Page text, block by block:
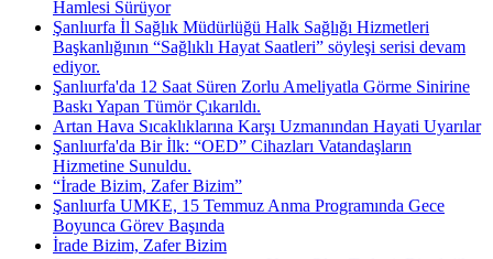
Hamlesi Sürüyor
Şanlıurfa İl Sağlık Müdürlüğü Halk Sağlığı Hizmetleri
Başkanlığının “Sağlıklı Hayat Saatleri” söyleşi serisi devam
ediyor.
Şanlıurfa'da 12 Saat Süren Zorlu Ameliyatla Görme Sinirine
Baskı Yapan Tümör Çıkarıldı.
Artan Hava Sıcaklıklarına Karşı Uzmanından Hayati Uyarılar
Şanlıurfa'da Bir İlk: “OED” Cihazları Vatandaşların
Hizmetine Sunuldu.
“İrade Bizim, Zafer Bizim”
Şanlıurfa UMKE, 15 Temmuz Anma Programında Gece
Boyunca Görev Başında
İrade Bizim, Zafer Bizim